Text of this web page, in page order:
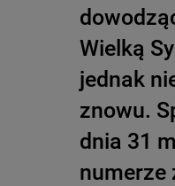
Wielką
jednak
znowu.
dnia 31
numerze